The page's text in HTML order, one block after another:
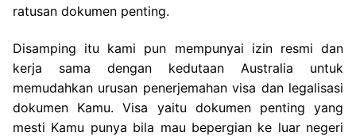
ratusan dokumen penting.
Disamping itu kami pun mempunyai izin resmi dan
kerja sama dengan kedutaan Australia untuk
memudahkan urusan penerjemahan visa dan legalisasi
dokumen Kamu. Visa yaitu dokumen penting yang
mesti Kamu punya bila mau bepergian ke luar negeri